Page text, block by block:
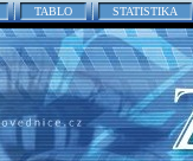
TABLO STATISTIKA